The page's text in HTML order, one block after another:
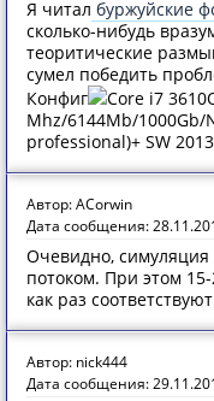
Я читал буржуйские
сколько-нибудь
теоритические
сумел победить
Конфиг
Core i7
Mhz/6144Mb/1000Gb/
professional)+ SW
Автор: ACorwin
Дата сообщения:
Очевидно,
потоком. При этом
как раз
Автор: nick444
Дата сообщения: